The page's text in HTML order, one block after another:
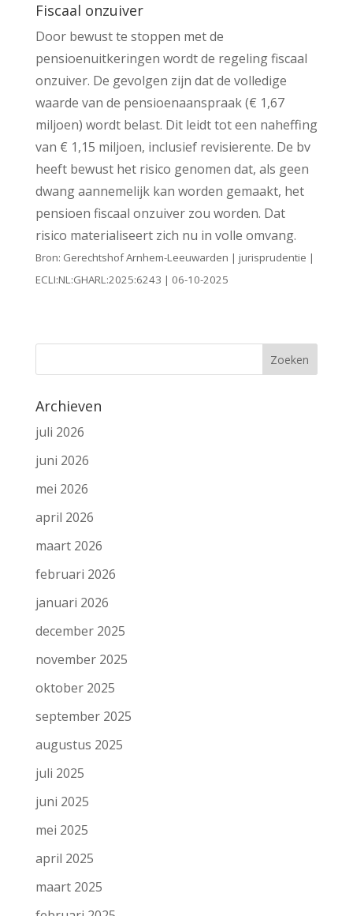
Fiscaal onzuiver
Door bewust te stoppen met de
pensioenuitkeringen wordt de regeling fiscaal
onzuiver. De gevolgen zijn dat de volledige
waarde van de pensioenaanspraak (€ 1,67
miljoen) wordt belast. Dit leidt tot een naheffing
van € 1,15 miljoen, inclusief revisierente. De bv
heeft bewust het risico genomen dat, als geen
dwang aannemelijk kan worden gemaakt, het
pensioen fiscaal onzuiver zou worden. Dat
risico materialiseert zich nu in volle omvang.
Bron: Gerechtshof Arnhem-Leeuwarden | jurisprudentie |
ECLI:NL:GHARL:2025:6243 | 06-10-2025
Archieven
juli 2026
juni 2026
mei 2026
april 2026
maart 2026
februari 2026
januari 2026
december 2025
november 2025
oktober 2025
september 2025
augustus 2025
juli 2025
juni 2025
mei 2025
april 2025
maart 2025